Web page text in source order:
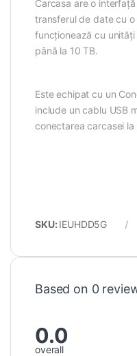
Carcasa are o
transferul de date cu
funcționează cu
până la 10 TB.
Este echipat cu un
include un cablu USB
conectarea carcasei la
SKU: IEUHDD5G
Based on 0
0.0
overall